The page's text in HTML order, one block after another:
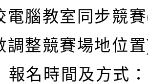
電腦教室同步競
調整競賽場地位
名時間及方式：